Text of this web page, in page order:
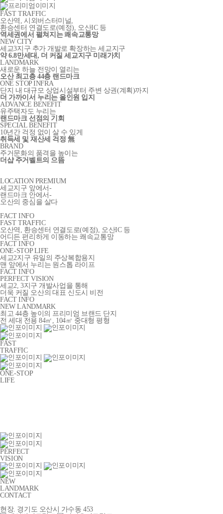
FAST TRAFFIC
오산역, 시외버스터미널,
환승센터 연결도로(예정) , 오산IC 등
역세권에서 펼쳐지는 쾌속교통망
NEW CITY
세교3지구 추가 개발로 확장하는 세교지구
약 6.8만세대, 더 커질 세교지구 미래가치
LANDMARK
새로운 하늘 전망이 열리는
오산 최고층 44층 랜드마크
ONE STOP INFRA
단지 내 대규모 상업시설부터 주변 상권(계획)까지
더 가까이서 누리는 올인원 입지
ADVANCE BENEFIT
유주택자도 누리는
랜드마크 선점의 기회
SPECIAL BENEFIT
10년간 걱정 없이 살 수 있게
취득세 및 재산세 걱정 無
BRAND
주거문화의 품격을 높이는
더샵 주거벨트의 으뜸
LOCATION PREMIUM
세교지구 앞에서-
랜드마크 안에서-
오산의 중심을 살다
FACT INFO
FAST TRAFFIC
오산역, 환승센터 연결도로(예정), 오산IC 등
어디든 편리하게 이동하는 쾌속교통망
FACT INFO
ONE-STOP LIFE
세교2지구 유일의 주상복합용지
맨 앞에서 누리는 원스톱 라이프
FACT INFO
PERFECT VISION
세교2, 3지구 개발사업을 통해
더욱 커질 오산의 대표 신도시 비전
FACT INFO
NEW LANDMARK
최고 44층 높이의 프리미엄 브랜드 단지
전 세대 전용 84㎡, 104㎡ 중대형 평형
FAST
TRAFFIC
ONE-STOP
LIFE
PERFECT
VISION
NEW
LANDMARK
CONTACT
현장. 경기도 오산시 가수동 453